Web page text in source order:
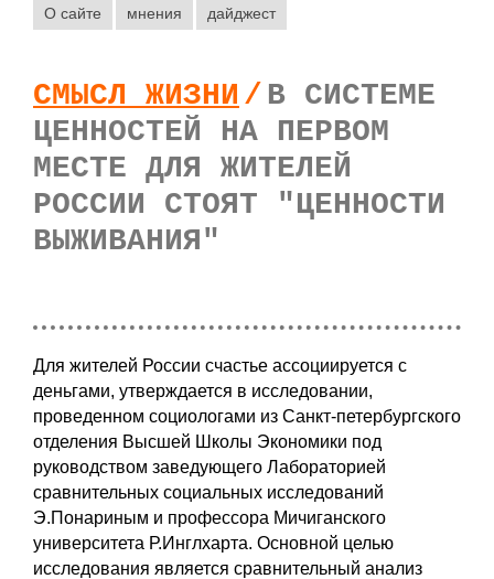
О сайте мнения дайджест
СМЫСЛ ЖИЗНИ / В СИСТЕМЕ
ЦЕННОСТЕЙ НА ПЕРВОМ
МЕСТЕ ДЛЯ ЖИТЕЛЕЙ
РОССИИ СТОЯТ "ЦЕННОСТИ
ВЫЖИВАНИЯ"
Для жителей России счастье ассоциируется с
деньгами, утверждается в исследовании,
проведенном социологами из Санкт-петербургского
отделения Высшей Школы Экономики под
руководством заведующего Лабораторией
сравнительных социальных исследований
Э.Понариным и профессора Мичиганского
университета Р.Инглхарта. Основной целью
исследования является сравнительный анализ